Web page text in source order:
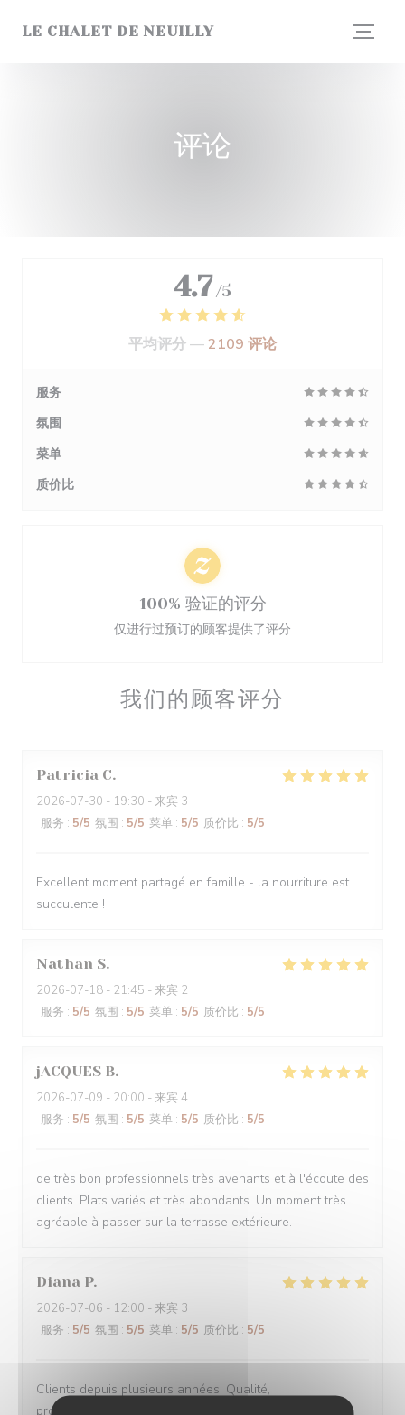
LE CHALET DE NEUILLY
评论
我们的顾客评分
Patricia C
2026-07-30 - 19:30 - 来宾 3
服务 : 5/5 氛围 : 5/5 菜单 : 5/5 质价比 : 5/5
Excellent moment partagé en famille - la nourriture est
succulente !
Nathan S
2026-07-18 - 21:45 - 来宾 2
服务 : 5/5 氛围 : 5/5 菜单 : 5/5 质价比 : 5/5
jACQUES B
2026-07-09 - 20:00 - 来宾 4
服务 : 5/5 氛围 : 5/5 菜单 : 5/5 质价比 : 5/5
de très bon professionnels très avenants et à l'écoute des
clients. Plats variés et très abondants. Un moment très
agréable à passer sur la terrasse extérieure.
Diana P
2026-07-06 - 12:00 - 来宾 3
服务 : 5/5 氛围 : 5/5 菜单 : 5/5 质价比 : 5/5
Clients depuis plusieurs années. Qualité,
professionnalisme, prix compétitifs. Gentillesse. Enfin tt
4.7 /5
平均评分 —2109 评论
服务
氛围
菜单
质价比
100% 验证的评分
仅进行过预订的顾客提供了评分